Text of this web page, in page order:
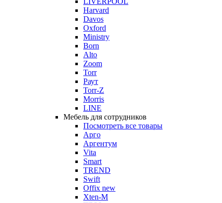
Harvard
Davos
Oxford
Ministry
Born
Alto
Zoom
Torr
Раут
Torr-Z
Morris
LINE
Мебель для сотрудников
Посмотреть все товары
Арго
Аргентум
Vita
Smart
TREND
Swift
Offix new
Xten-M